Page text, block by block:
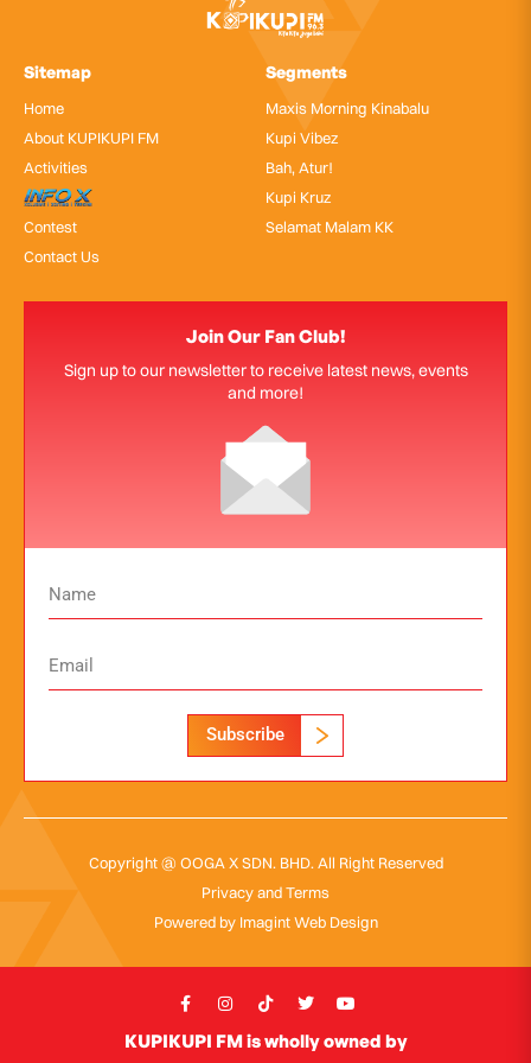
Sitemap
Home
About KUPIKUPI FM
Activities
InfoX
Contest
Contact Us
Segments
Maxis Morning Kinabalu
Kupi Vibez
Bah, Atur!
Kupi Kruz
Selamat Malam KK
Join Our Fan Club!
Sign up to our newsletter to receive latest news, events
and more!
Subscribe
Copyright @ OOGA X SDN. BHD. All Right Reserved
Privacy and Terms
Powered by Imagint Web Design
KUPIKUPI FM is wholly owned by